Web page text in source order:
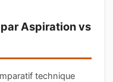
Aspiration vs
technique